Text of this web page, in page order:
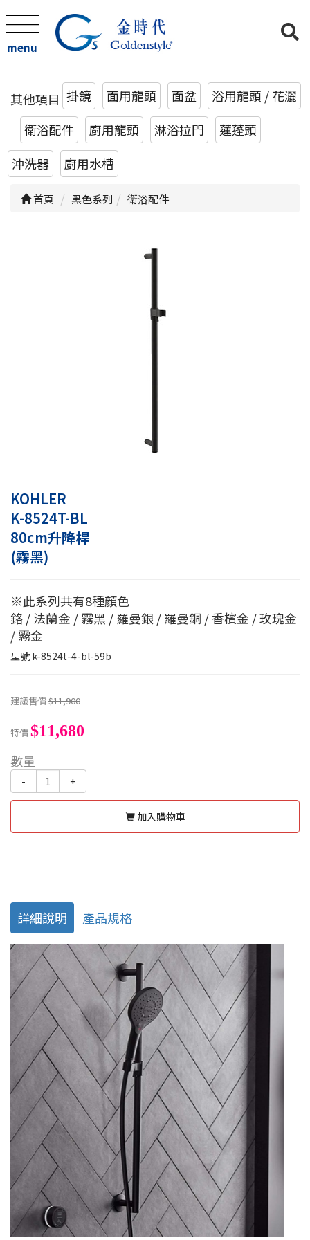
menu
其他項目 掛鏡 面用龍頭 面盆
浴用龍頭 / 花灑
衛浴配件
廚用龍頭 淋浴拉門
蓮蓬頭
沖洗器
廚用水槽
首頁 黑色系列 衛浴配件
KOHLER
K-8524T-BL
80cm升降桿
(霧黑)
※此系列共有8種顏色
鉻 / 法蘭金 / 霧黑 / 羅曼銀 / 羅曼銅 / 香檳金 / 玫瑰金
/ 霧金
型號k-8524t-4-bl-59b
建議售價$11,900
特價$11,680
數量
- +
加入購物車
詳細說明 產品規格